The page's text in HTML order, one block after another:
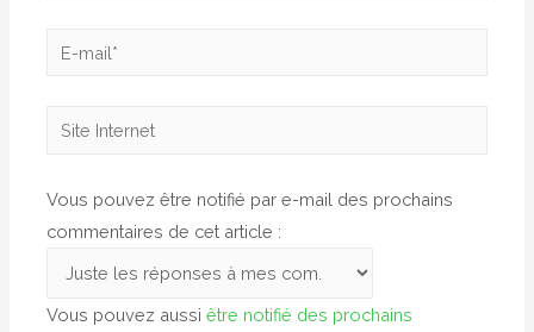
E-
Site
Vous pouvez être notifié par e-mail des prochains
commentaires de cet article :
Vous pouvez aussiêtre notifié des prochains